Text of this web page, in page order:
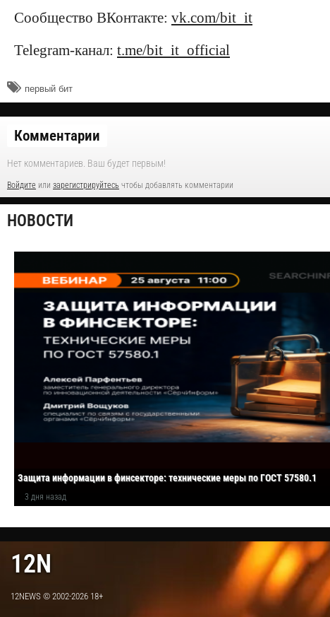
Сообщество ВКонтакте: vk.com/bit_it
Telegram-канал: t.me/bit_it_official
​первый бит
Комментарии
Нет комментариев. Ваш будет первым!
Войдите или зарегистрируйтесь чтобы добавлять комментарии
НОВОСТИ
Защита информации в финсекторе: технические меры по ГОСТ 57580.1
3 дня назад
12N
12NEWS © 2002-2026 18+